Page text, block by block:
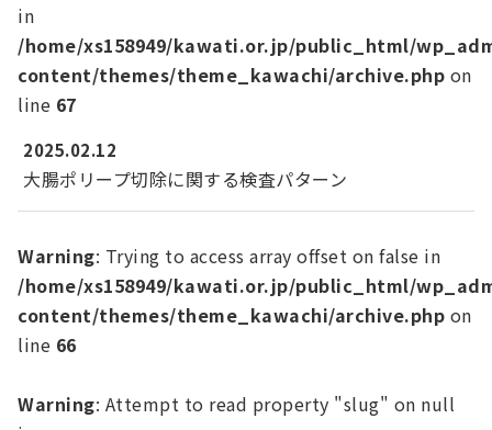
in
/home/xs158949/kawati.or.jp/public_html/
content/themes/theme_kawachi/archive.php on
line 67
2025.02.12
大腸ポリープ切除に関する検査パターン
Warning: Trying to access array offset on false in
/home/xs158949/kawati.or.jp/public_html/
content/themes/theme_kawachi/archive.php on
line 66
Warning: Attempt to read property "slug" on null